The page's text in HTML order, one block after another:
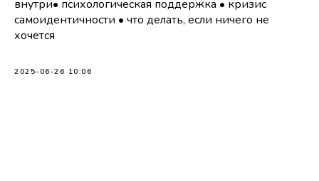
внутри• психологическая поддержка • кризис
самоидентичности • что делать, если ничего не
хочется
2025-06-26 10:06
Термин «психотерапия» на сайте подразумевает
психологическое консультирование. Психологи
и психотерапевты «Буду рядом» не оказывают
медицинских услуг.